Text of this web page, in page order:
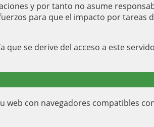
y por tanto no asume
para que el impacto por tareas
se derive del acceso a este
con navegadores compatibles